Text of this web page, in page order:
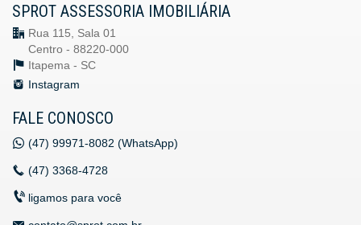
SPROT ASSESSORIA IMOBILIÁRIA
Rua 115, Sala 01
Centro - 88220-000
Itapema - SC
Instagram
FALE CONOSCO
(47) 99971-8082 (WhatsApp)
(47) 3368-4728
ligamos para você